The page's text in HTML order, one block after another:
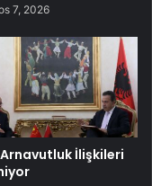
7, 2026
İlişkileri